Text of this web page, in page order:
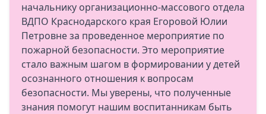
начальнику организационно-массового отдела
ВДПО Краснодарского края Егоровой Юлии
Петровне за проведенное мероприятие по
пожарной безопасности. Это мероприятие
стало важным шагом в формировании у детей
осознанного отношения к вопросам
безопасности. Мы уверены, что полученные
знания помогут нашим воспитанникам быть